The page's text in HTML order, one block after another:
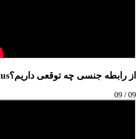
از رابطه‌ جنسی چه توقعی داریم؟
09
/
09